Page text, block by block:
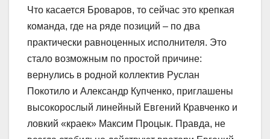
Что касается Броваров, то сейчас это крепкая
команда, где на ряде позиций – по два
практически равноценных исполнителя. Это
стало возможным по простой причине:
вернулись в родной коллектив Руслан
Покотило и Александр Купченко, приглашены
высокорослый линейный Евгений Кравченко и
ловкий «краек» Максим Процык. Правда, не